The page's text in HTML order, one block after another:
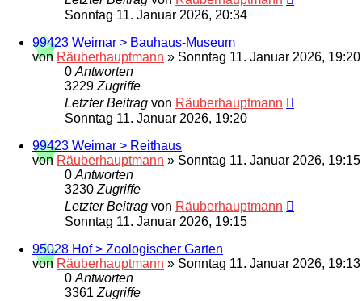
Sonntag 11. Januar 2026, 20:34
99423 Weimar > Bauhaus-Museum
von Räuberhauptmann » Sonntag 11. Januar 2026, 19:20
0 Antworten
3229 Zugriffe
Letzter Beitrag von Räuberhauptmann
Sonntag 11. Januar 2026, 19:20
99423 Weimar > Reithaus
von Räuberhauptmann » Sonntag 11. Januar 2026, 19:15
0 Antworten
3230 Zugriffe
Letzter Beitrag von Räuberhauptmann
Sonntag 11. Januar 2026, 19:15
95028 Hof > Zoologischer Garten
von Räuberhauptmann » Sonntag 11. Januar 2026, 19:13
0 Antworten
3361 Zugriffe